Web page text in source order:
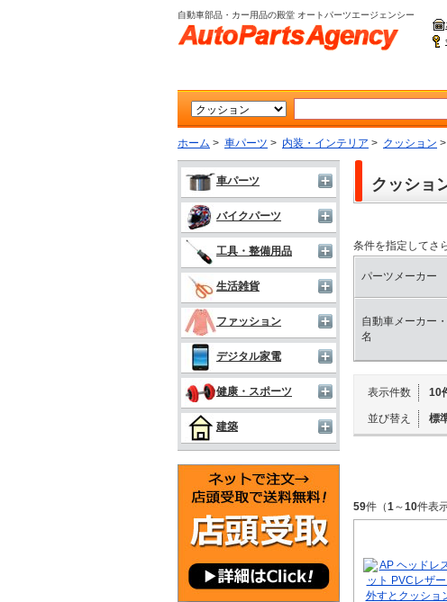
自動車部品・カー用品の殿堂 オートパーツエージェンシー
ホーム > 車パーツ > 内装・インテリア > クッション >
車パーツ
バイクパーツ
工具・整備用品
生活雑貨
ファッション
デジタル家電
健康・スポーツ
建築
クッショ
条件を指定してさ
パーツメーカー
自動車メーカー
名
表示件数 10
並び替え 標
59件（1～10件表示